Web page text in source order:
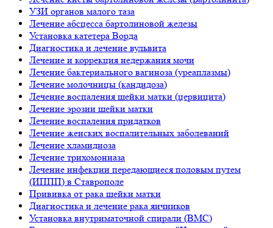
УЗИ органов малого таза
Лечение абсцесса бартолиновой железы
Установка катетера Ворда
Диагностика и лечение вульвита
Лечение и коррекция недержания мочи
Лечение бактериального вагиноза (уреаплазмы)
Лечение молочницы (кандидоза)
Лечение воспаления шейки матки (цервицита)
Лечение эрозии шейки матки
Лечение воспаления придатков
Лечение женских воспалительных заболеваний
Лечение хламидиоза
Лечение трихомониаза
Лечение инфекции передающиеся половым путем
(ИППП) в Ставрополе
Прививка от рака шейки матки
Диагностика и лечение рака яичников
Установка внутриматочной спирали (ВМС)